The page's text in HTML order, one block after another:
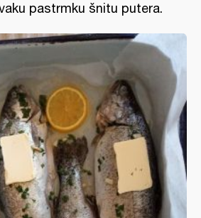
pastrmku šnitu putera.